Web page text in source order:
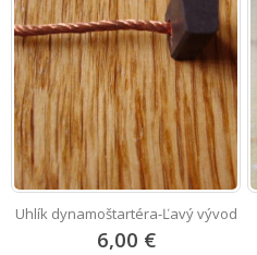
Uhlík dynamoštartéra-Ľavý vývod
6,00 €